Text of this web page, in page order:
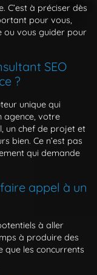
C’est à préciser dès
pour vous,
ou vous guider pour
SEO
?
unique qui
agence, votre
un chef de projet et
bien. Ce n’est pas
qui demande
appel à un
à aller
à produire des
que les concurrents